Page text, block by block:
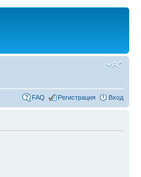
FAQ Регистрация Вход